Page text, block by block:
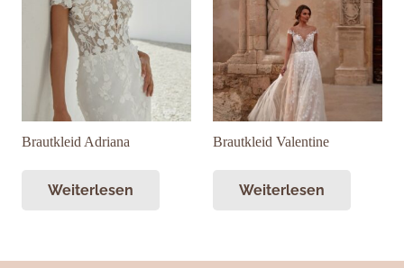
Brautkleid Adriana
Weiterlesen
Brautkleid Valentine
Weiterlesen